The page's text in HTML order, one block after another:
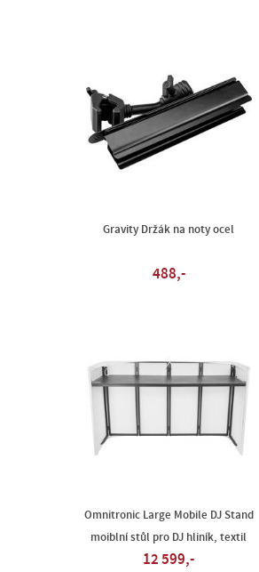
Gravity Držák na noty ocel
488,-
Omnitronic Large Mobile DJ Stand
moiblní stůl pro DJ hliník, textil
12 599,-